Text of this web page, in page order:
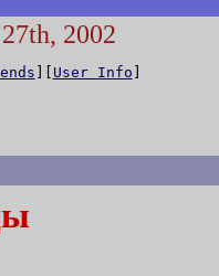
2002
][ User Info ]